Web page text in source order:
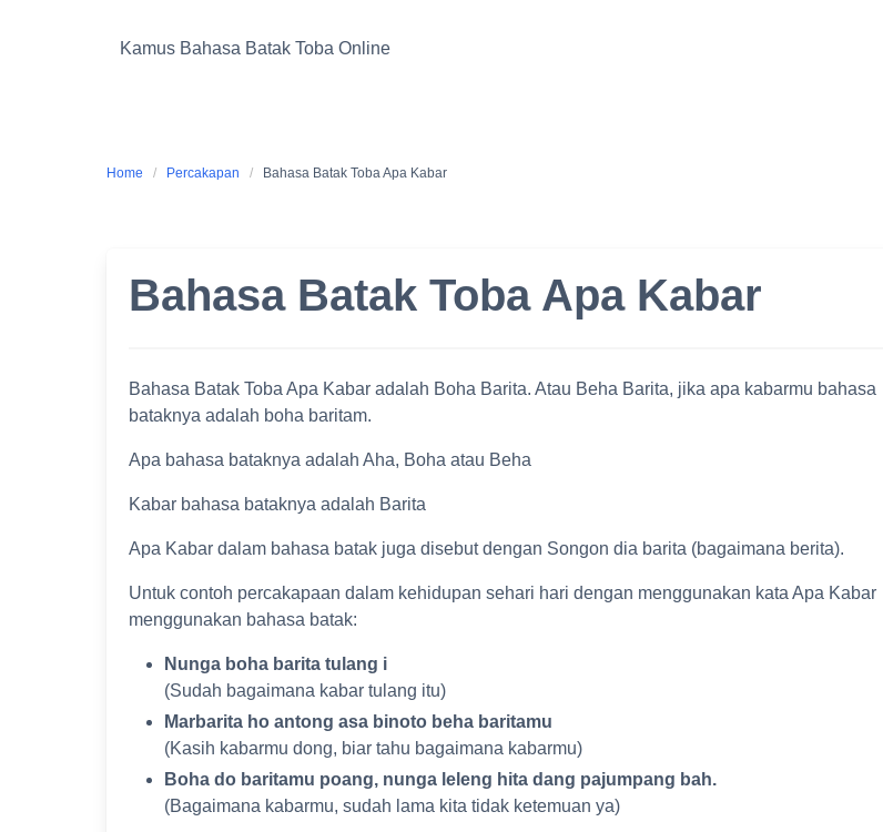
Kamus Bahasa Batak Toba Online
Home Percakapan Bahasa Batak Toba Apa Kabar
Bahasa Batak Toba Apa Kabar
Bahasa Batak Toba Apa Kabar adalah Boha Barita. Atau Beha Barita, jika apa kabarmu bahasa
bataknya adalah boha baritam.
Apa bahasa bataknya adalah Aha, Boha atau Beha
Kabar bahasa bataknya adalah Barita
Apa Kabar dalam bahasa batak juga disebut dengan Songon dia barita (bagaimana berita).
Untuk contoh percakapaan dalam kehidupan sehari hari dengan menggunakan kata Apa Kabar
menggunakan bahasa batak:
Nunga boha barita tulang i
(Sudah bagaimana kabar tulang itu)
Marbarita ho antong asa binoto beha baritamu
(Kasih kabarmu dong, biar tahu bagaimana kabarmu)
Boha do baritamu poang, nunga leleng hita dang pajumpang bah.
(Bagaimana kabarmu, sudah lama kita tidak ketemuan ya)